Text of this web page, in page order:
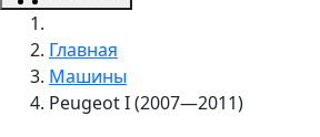
Главная
Машины
Peugeot I (2007—2011)